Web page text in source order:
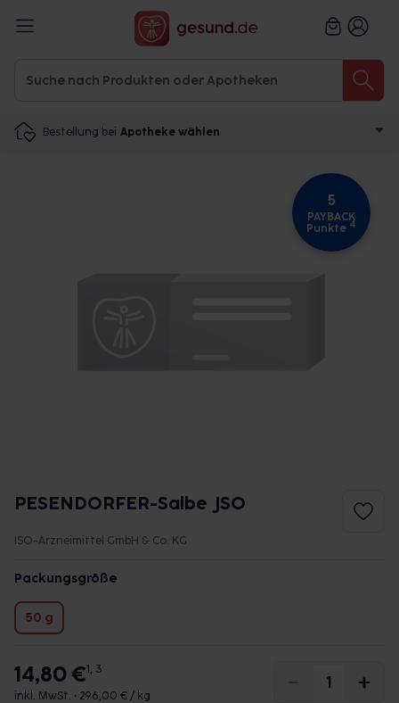
Bestellung bei Apotheke wählen
5
PAYBACK
Punkte 4
PESENDORFER-Salbe JSO
ISO-Arzneimittel GmbH & Co. KG
Packungsgröße
50 g
14,80 €1, 3
inkl. MwSt. • 296,00 € / kg